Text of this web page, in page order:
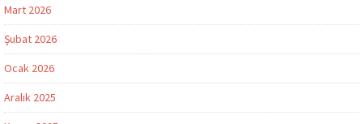
Mart 2026
Şubat 2026
Ocak 2026
Aralık 2025